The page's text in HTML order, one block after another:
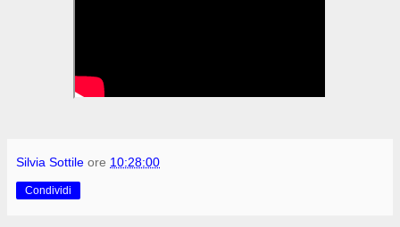
Silvia Sottile ore 10:28:00
Condividi